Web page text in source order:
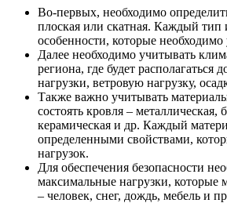
Во-первых, необходимо
плоская или скатная. Каждый тип
особенности, которые необходимо
Далее необходимо учитывать
региона, где будет располагаться
нагрузки, ветровую нагрузку,
Также важно учитывать
состоять кровля – металлическая,
керамическая и др. Каждый
определенными свойствами,
нагрузок.
Для обеспечения безопасности
максимальные нагрузки, которые
– человек, снег, дождь, мебель и